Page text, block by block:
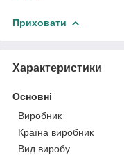
Приховати
Характеристики
Основні
Виробник
Країна виробник
Вид виробу